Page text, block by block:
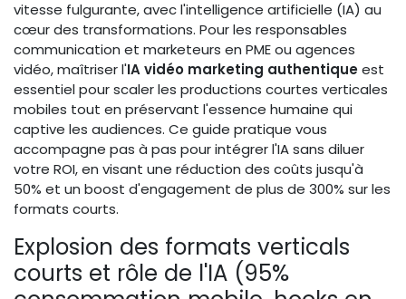
vitesse fulgurante, avec l'intelligence artificielle (IA) au
cœur des transformations. Pour les responsables
communication et marketeurs en PME ou agences
vidéo, maîtriser l'IA vidéo marketing authentiqueest
essentiel pour scaler les productions courtes verticales
mobiles tout en préservant l'essence humaine qui
captive les audiences. Ce guide pratique vous
accompagne pas à pas pour intégrer l'IA sans diluer
votre ROI, en visant une réduction des coûts jusqu'à
50% et un boost d'engagement de plus de 300% sur les
formats courts.
Explosion des formats verticals
courts et rôle de l'IA (95%